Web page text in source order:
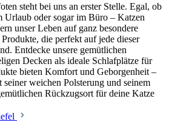
steht bei uns an erster Stelle. Egal, ob
Urlaub oder sogar im Büro – Katzen
unser Leben auf ganz besondere
die perfekt auf jede dieser
Entdecke unsere gemütlichen
Decken als ideale Schlafplätze für
bieten Komfort und Geborgenheit –
weichen Polsterung und seinem
Rückzugsort für deine Katze